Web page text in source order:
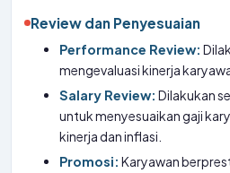
Review dan Penyesuaian
Performance Review:
mengevaluasi kinerja
Salary Review: Dilakukan
untuk menyesuaikan gaji
kinerja dan inflasi.
Promosi: Karyawan